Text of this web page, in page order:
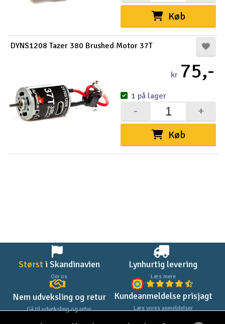
Køb
DYNS1208 Tazer 380 Brushed Motor 37T
kr 75,-
Køb
+
-
1 på lager
Størsti Skandinavien
Om os
Lynhurtig levering
Læs mere
Nem udveksling og retur
Gå til udveksling og retur
Kundeanmeldelse prisjagt
Læs vores anmeldelser